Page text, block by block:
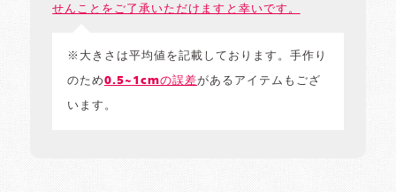
せんことをご了承いただけますと幸いです。
※大きさは平均値を記載しております。手作り
のため0.5~1cmの誤差があるアイテムもござ
います。